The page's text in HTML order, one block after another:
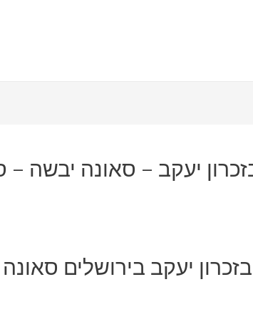
יעקב – סאונה יבשה –
יעקב בירושלים סאונה